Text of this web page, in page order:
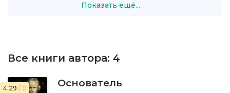
Показать ещё...
Все книги автора: 4
4.29 / 0 Основатель